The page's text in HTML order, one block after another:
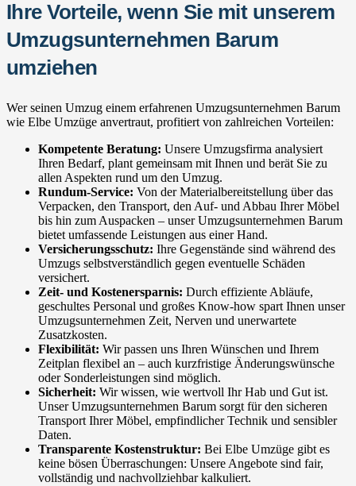
Ihre Vorteile, wenn Sie mit unserem
Umzugsunternehmen Barum
umziehen
Wer seinen Umzug einem erfahrenen Umzugsunternehmen Barum
wie Elbe Umzüge anvertraut, profitiert von zahlreichen Vorteilen:
Kompetente Beratung: Unsere Umzugsfirma analysiert
Ihren Bedarf, plant gemeinsam mit Ihnen und berät Sie zu
allen Aspekten rund um den Umzug.
Rundum-Service: Von der Materialbereitstellung über das
Verpacken, den Transport, den Auf- und Abbau Ihrer Möbel
bis hin zum Auspacken – unser Umzugsunternehmen Barum
bietet umfassende Leistungen aus einer Hand.
Versicherungsschutz: Ihre Gegenstände sind während des
Umzugs selbstverständlich gegen eventuelle Schäden
versichert.
Zeit- und Kostenersparnis: Durch effiziente Abläufe,
geschultes Personal und großes Know-how spart Ihnen unser
Umzugsunternehmen Zeit, Nerven und unerwartete
Zusatzkosten.
Flexibilität: Wir passen uns Ihren Wünschen und Ihrem
Zeitplan flexibel an – auch kurzfristige Änderungswünsche
oder Sonderleistungen sind möglich.
Sicherheit: Wir wissen, wie wertvoll Ihr Hab und Gut ist.
Unser Umzugsunternehmen Barum sorgt für den sicheren
Transport Ihrer Möbel, empfindlicher Technik und sensibler
Daten.
Transparente Kostenstruktur: Bei Elbe Umzüge gibt es
keine bösen Überraschungen: Unsere Angebote sind fair,
vollständig und nachvollziehbar kalkuliert.